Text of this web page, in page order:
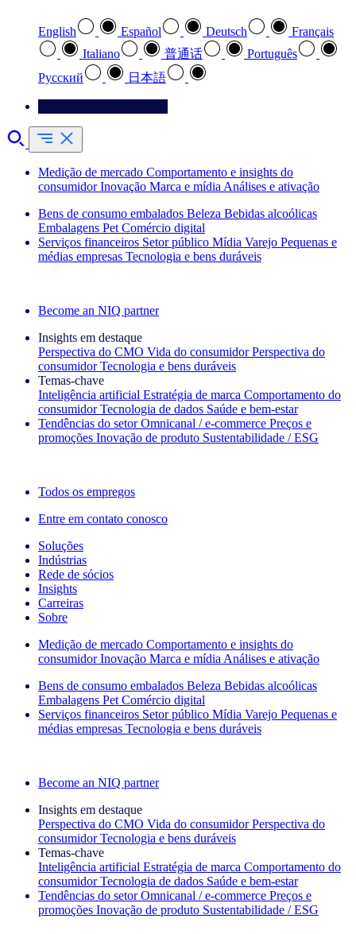
English Español Deutsch
Français
Italiano
普通话
Português
Pусский
日本語
Medição de mercado Comportamento e insights do
consumidor Inovação Marca e mídia Análises e ativação
Bens de consumo embalados Beleza Bebidas alcoólicas
Embalagens Pet Comércio digital
Serviços financeiros Setor público Mídia Varejo Pequenas e
médias empresas Tecnologia e bens duráveis
Become an NIQ partner
Insights em destaque
Perspectiva do CMO Vida do consumidor Perspectiva do
consumidor Tecnologia e bens duráveis
Temas‑chave
Inteligência artificial Estratégia de marca Comportamento do
consumidor Tecnologia de dados Saúde e bem‑estar
Tendências do setor Omnicanal / e‑commerce Preços e
promoções Inovação de produto Sustentabilidade / ESG
Todos os empregos
Entre em contato conosco
Soluções
Indústrias
Rede de sócios
Insights
Carreiras
Sobre
Medição de mercado Comportamento e insights do
consumidor Inovação Marca e mídia Análises e ativação
Bens de consumo embalados Beleza Bebidas alcoólicas
Embalagens Pet Comércio digital
Serviços financeiros Setor público Mídia Varejo Pequenas e
médias empresas Tecnologia e bens duráveis
Become an NIQ partner
Insights em destaque
Perspectiva do CMO Vida do consumidor Perspectiva do
consumidor Tecnologia e bens duráveis
Temas‑chave
Inteligência artificial Estratégia de marca Comportamento do
consumidor Tecnologia de dados Saúde e bem‑estar
Tendências do setor Omnicanal / e‑commerce Preços e
promoções Inovação de produto Sustentabilidade / ESG